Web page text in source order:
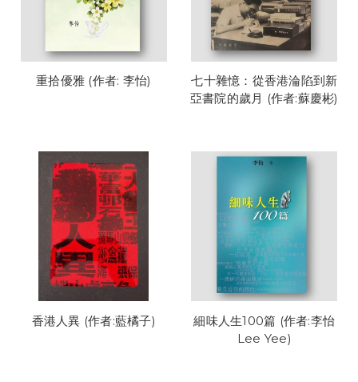
重拾優雅 (作者: 李怡)
七十雜憶：從香港淪陷到新
亞書院的歲月 (作者:蘇慶彬)
香港人異 (作者:藍橘子)
細味人生100篇 (作者:李怡
Lee Yee)